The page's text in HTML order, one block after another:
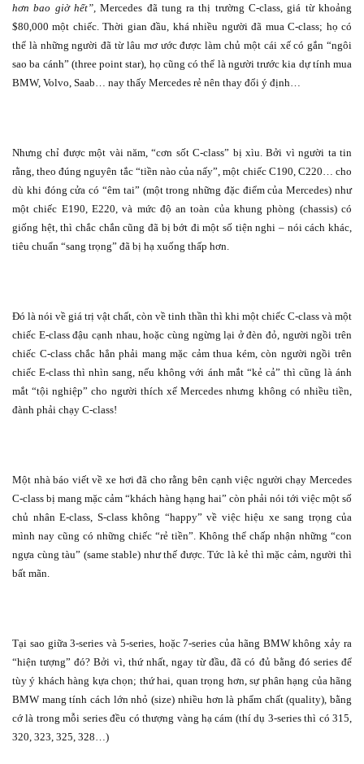
hơn bao giờ hết”, Mercedes đã tung ra thị trường C-class, giá từ khoảng
$80,000 một chiếc. Thời gian đầu, khá nhiều người đã mua C-class; họ có
thể là những người đã từ lâu mơ ước được làm chủ một cái xế có gắn “ngôi
sao ba cánh” (three point star), họ cũng có thể là người trước kia dự tính mua
BMW, Volvo, Saab… nay thấy Mercedes rẻ nên thay đổi ý định…
Nhưng chỉ được một vài năm, “cơn sốt C-class” bị xìu. Bởi vì người ta tin
rằng, theo đúng nguyên tắc “tiền nào của nấy”, một chiếc C190, C220… cho
dù khi đóng cửa có “êm tai” (một trong những đặc điểm của Mercedes) như
một chiếc E190, E220, và mức độ an toàn của khung phòng (chassis) có
giống hệt, thì chắc chắn cũng đã bị bớt đi một số tiện nghi – nói cách khác,
tiêu chuẩn “sang trọng” đã bị hạ xuống thấp hơn.
Đó là nói về giá trị vật chất, còn về tinh thần thì khi một chiếc C-class và một
chiếc E-class đậu cạnh nhau, hoặc cùng ngừng lại ở đèn đỏ, người ngồi trên
chiếc C-class chắc hẳn phải mang mặc cảm thua kém, còn người ngồi trên
chiếc E-class thì nhìn sang, nếu không với ánh mắt “kẻ cả” thì cũng là ánh
mắt “tội nghiệp” cho người thích xế Mercedes nhưng không có nhiều tiền,
đành phải chạy C-class!
Một nhà báo viết về xe hơi đã cho rằng bên cạnh việc người chạy Mercedes
C-class bị mang mặc cảm “khách hàng hạng hai” còn phải nói tới việc một số
chủ nhân E-class, S-class không “happy” về việc hiệu xe sang trọng của
mình nay cũng có những chiếc “rẻ tiền”. Không thể chấp nhận những “con
ngựa cùng tàu” (same stable) như thế được. Tức là kẻ thì mặc cảm, người thì
bất mãn.
Tại sao giữa 3-series và 5-series, hoặc 7-series của hãng BMW không xảy ra
“hiện tượng” đó? Bởi vì, thứ nhất, ngay từ đầu, đã có đủ bằng đó series để
tùy ý khách hàng kựa chọn; thứ hai, quan trọng hơn, sự phân hạng của hãng
BMW mang tính cách lớn nhỏ (size) nhiều hơn là phẩm chất (quality), bằng
cớ là trong mỗi series đều có thượng vàng hạ cám (thí dụ 3-series thì có 315,
320, 323, 325, 328…)